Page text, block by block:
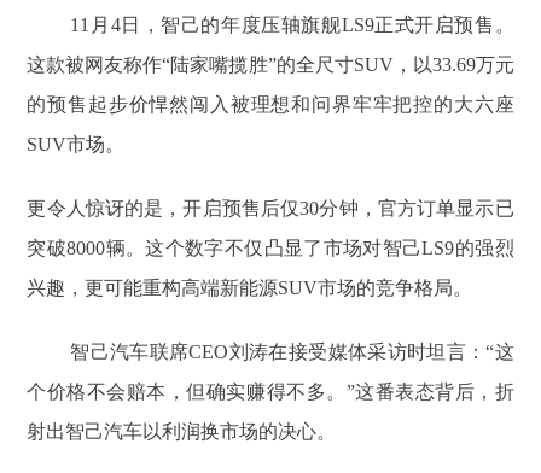
11月4日，智己的年度压轴旗舰LS9正式开启预售。
这款被网友称作“陆家嘴揽胜”的全尺寸SUV，以33.69万元
的预售起步价悍然闯入被理想和问界牢牢把控的大六座
SUV市场。
更令人惊讶的是，开启预售后仅30分钟，官方订单显示已
突破8000辆。这个数字不仅凸显了市场对智己LS9的强烈
兴趣，更可能重构高端新能源SUV市场的竞争格局。
智己汽车联席CEO刘涛在接受媒体采访时坦言：“这
个价格不会赔本，但确实赚得不多。”这番表态背后，折
射出智己汽车以利润换市场的决心。